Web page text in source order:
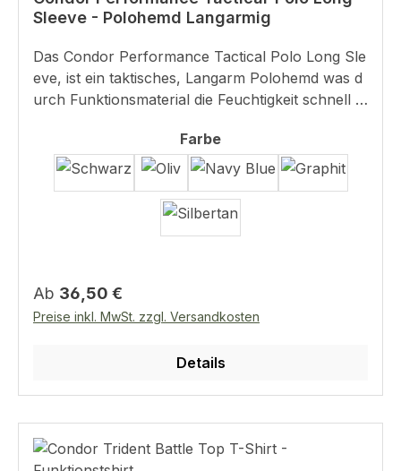
Sleeve - Polohemd Langarmig
Das Condor Performance Tactical Polo Long Sle
eve, ist ein taktisches, Langarm Polohemd was d
urch Funktionsmaterial die Feuchtigkeit schnell a
das Polo einen Stifthalter am linken Oberarm, ein
en Clip für Funkgerätmikro und eine Schlaufe an
0% Polyester, 4% KohlefaserStretch MaterialLa
SchlaufeMikrophone Schlaufe an der SchulterK
ragen der sich nicht aufrolltFarbe Schwarz /
Farbeauswählen
Regulärer Preis:
Ab 36,50 €
Preise inkl. MwSt. zzgl. Versandkosten
Details